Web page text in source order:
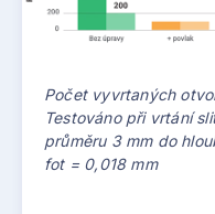
Počet vyvrtaných
Testováno při vrtání
průměru 3 mm do
fot = 0,018 mm